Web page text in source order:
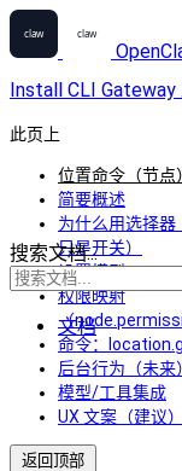
Install CLI Gateway
搜索文档...
文档
此页上
位置命令（节点）
简要概述
为什么用选择器
只是开关）
设置模型
权限映射
（
命令：
后台行为（未来）
模型/工具集成
UX 文案（建议）
返回顶部